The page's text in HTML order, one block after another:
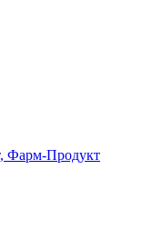
Фарм-Продукт